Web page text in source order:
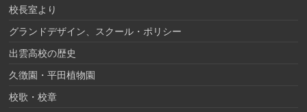
校長室より
グランドデザイン、スクール・ポリシー
出雲高校の歴史
久徴園・平田植物園
校歌・校章